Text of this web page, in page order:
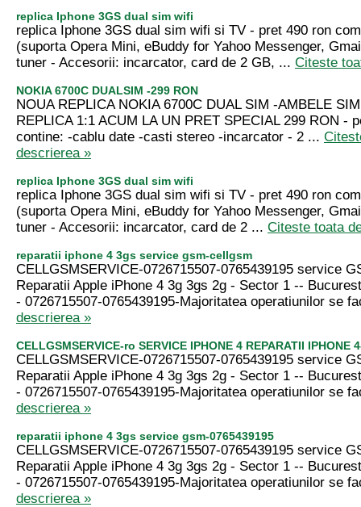
replica Iphone 3GS dual sim wifi
replica Iphone 3GS dual sim wifi si TV - pret 490 ron
(suporta Opera Mini, eBuddy for Yahoo Messenger,
tuner - Accesorii: incarcator, card de 2 GB, ... Citeste
NOKIA 6700C DUALSIM -299 RON
NOUA REPLICA NOKIA 6700C DUAL SIM -AMBELE
REPLICA 1:1 ACUM LA UN PRET SPECIAL 299 RON -
contine: -cablu date -casti stereo -incarcator - 2 ...
descrierea »
replica Iphone 3GS dual sim wifi
replica Iphone 3GS dual sim wifi si TV - pret 490 ron
(suporta Opera Mini, eBuddy for Yahoo Messenger,
tuner - Accesorii: incarcator, card de 2 ... Citeste toata
reparatii iphone 4 3gs service gsm-cellgsm
CELLGSMSERVICE-0726715507-0765439195 service
Reparatii Apple iPhone 4 3g 3gs 2g - Sector 1 --
- 0726715507-0765439195-Majoritatea operatiunilor se
descrierea »
CELLGSMSERVICE-ro SERVICE IPHONE 4 REPARATII IPHONE
CELLGSMSERVICE-0726715507-0765439195 service
Reparatii Apple iPhone 4 3g 3gs 2g - Sector 1 --
- 0726715507-0765439195-Majoritatea operatiunilor se
descrierea »
reparatii iphone 4 3gs service gsm-0765439195
CELLGSMSERVICE-0726715507-0765439195 service
Reparatii Apple iPhone 4 3g 3gs 2g - Sector 1 --
- 0726715507-0765439195-Majoritatea operatiunilor se
descrierea »